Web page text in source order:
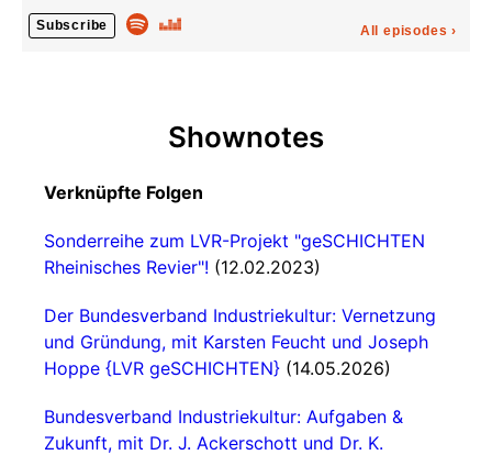
Subscribe All episodes ›
Shownotes
Verknüpfte Folgen
Sonderreihe zum LVR-Projekt "geSCHICHTEN
Rheinisches Revier"! (12.02.2023)
Der Bundesverband Industriekultur: Vernetzung
und Gründung, mit Karsten Feucht und Joseph
Hoppe {LVR geSCHICHTEN} (14.05.2026)
Bundesverband Industriekultur: Aufgaben &
Zukunft, mit Dr. J. Ackerschott und Dr. K.